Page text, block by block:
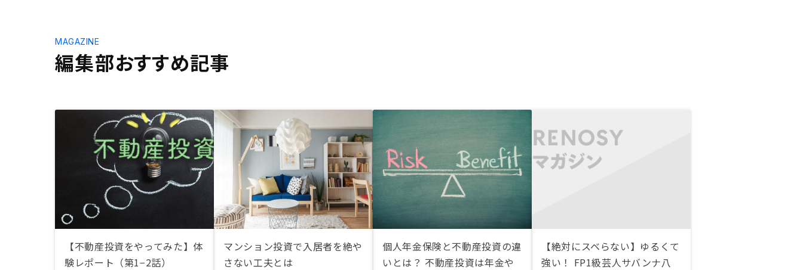
編集部おすすめ記事
MAGAZINE
【不動産投資をやってみた】体
験レポート（第1−2話）
マンション投資で入居者を絶や
さない工夫とは
個人年金保険と不動産投資の違
いとは？ 不動産投資は年金や
【絶対にスベらない】ゆるくて
強い！ FP1級芸人サバンナ八